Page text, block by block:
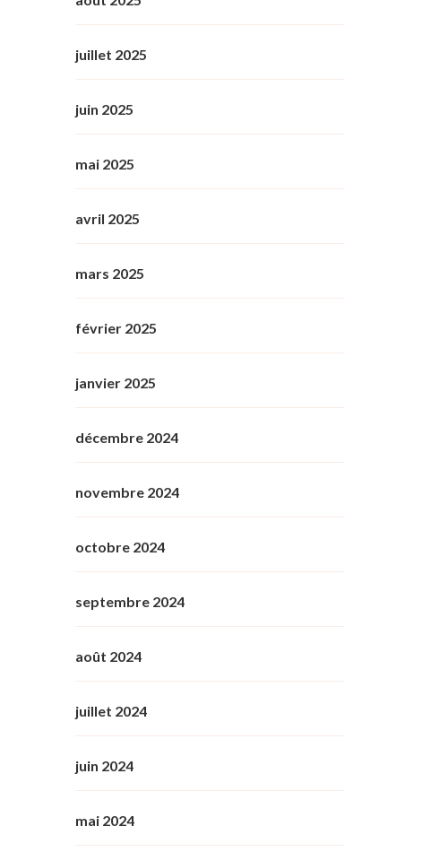
juillet 2025
juin 2025
mai 2025
avril 2025
mars 2025
février 2025
janvier 2025
décembre 2024
novembre 2024
octobre 2024
septembre 2024
août 2024
juillet 2024
juin 2024
mai 2024